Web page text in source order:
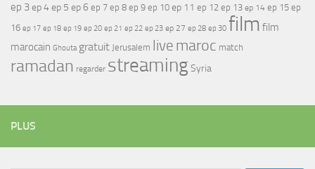
ep 3ep 4ep 5 ep 6 ep 7 ep 8 ep 9 ep 10 ep 11 ep 12 ep 13 ep 14 ep 15 ep
16 ep 17 ep 18 ep 19 ep 20 ep 21 ep 22 ep 23 ep 27 ep 28 ep 30 film film
marocain Ghouta gratuit Jerusalem live maroc match
ramadan regarder streamingSyria
PLUS